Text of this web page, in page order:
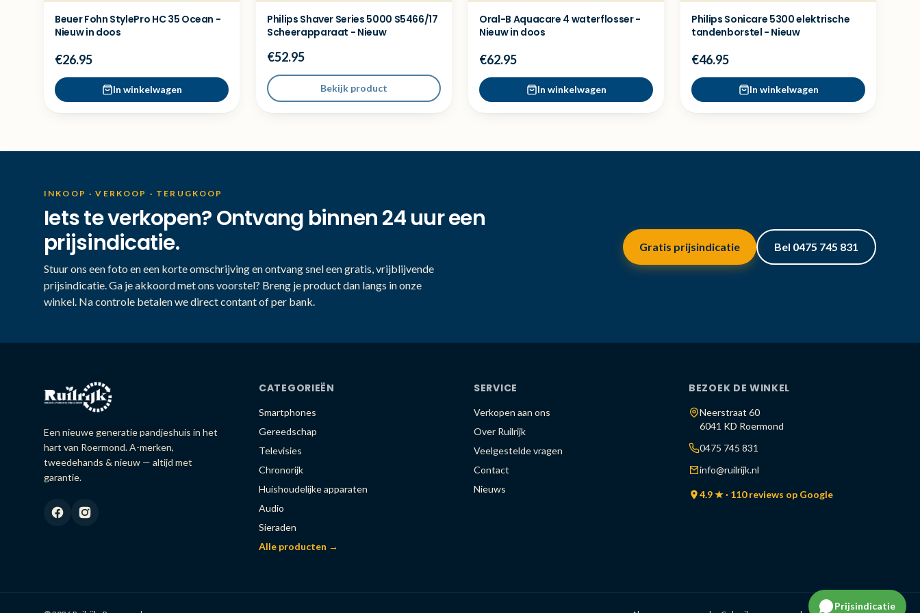
Beuer Fohn StylePro HC 35 Ocean -
Nieuw in doos
€26.95
In winkelwagen
Philips Shaver Series 5000 S5466/17
Scheerapparaat - Nieuw
€52.95
Bekijk product
Oral-B Aquacare 4 waterflosser -
Nieuw in doos
€62.95
In winkelwagen
Philips Sonicare 5300 elektrische
tandenborstel - Nieuw
€46.95
In winkelwagen
INKOOP · VERKOOP · TERUGKOOP
Iets te verkopen? Ontvang binnen 24 uur een
prijsindicatie.
Stuur ons een foto en een korte omschrijving en ontvang snel een gratis, vrijblijvende
prijsindicatie. Ga je akkoord met ons voorstel? Breng je product dan langs in onze
winkel. Na controle betalen we direct contant of per bank.
Gratis prijsindicatie Bel 0475 745 831
Een nieuwe generatie pandjeshuis in het
hart van Roermond. A-merken,
tweedehands & nieuw — altijd met
garantie.
CATEGORIEËN
Smartphones
Gereedschap
Televisies
Chronorijk
Huishoudelijke apparaten
Audio
Sieraden
Alle producten →
SERVICE
Verkopen aan ons
Over Ruilrijk
Veelgestelde vragen
Contact
Nieuws
BEZOEK DE WINKEL
Neerstraat 60
6041 KD Roermond
0475 745 831
info@ruilrijk.nl
4.9 ★ · 110 reviews op Google
Prijsindicatie